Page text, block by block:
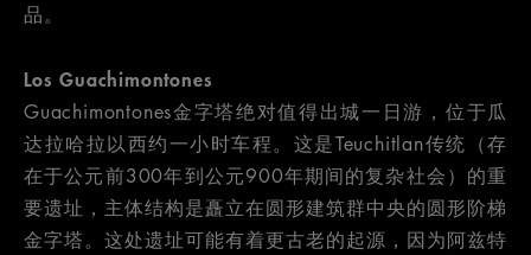
品。
Los Guachimontones
Guachimontones金字塔绝对值得出城一日游，位于瓜
达拉哈拉以西约一小时车程。这是Teuchitlan传统（存
在于公元前300年到公元900年期间的复杂社会）的重
要遗址，主体结构是矗立在圆形建筑群中央的圆形阶梯
金字塔。这处遗址可能有着更古老的起源，因为阿兹特